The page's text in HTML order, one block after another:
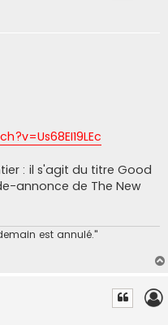
: il s'agit du titre Good
annonce de The New
est annulé."